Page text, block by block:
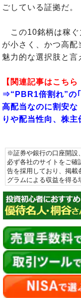
ごしている証拠だ。
この10銘柄は稼ぐ
が小さく、かつ高
魅力的な選択肢と言
【関連記事はこちら
⇒“PBR1倍割れ”の｢
高配当なのに割安な
りや配当性向、株
※証券や銀行の口座開設
必ず各社のサイトをご確
告を採用しており、掲載
グラムによる収益を得る